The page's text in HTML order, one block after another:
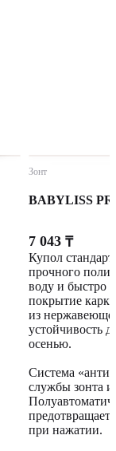
Зонт
BABYLISS
7 043 ₸
Купол
прочного
воду и быстро
покрытие
из
устойчивость
осенью.
Система
службы зонта
предотвращает
при нажатии.